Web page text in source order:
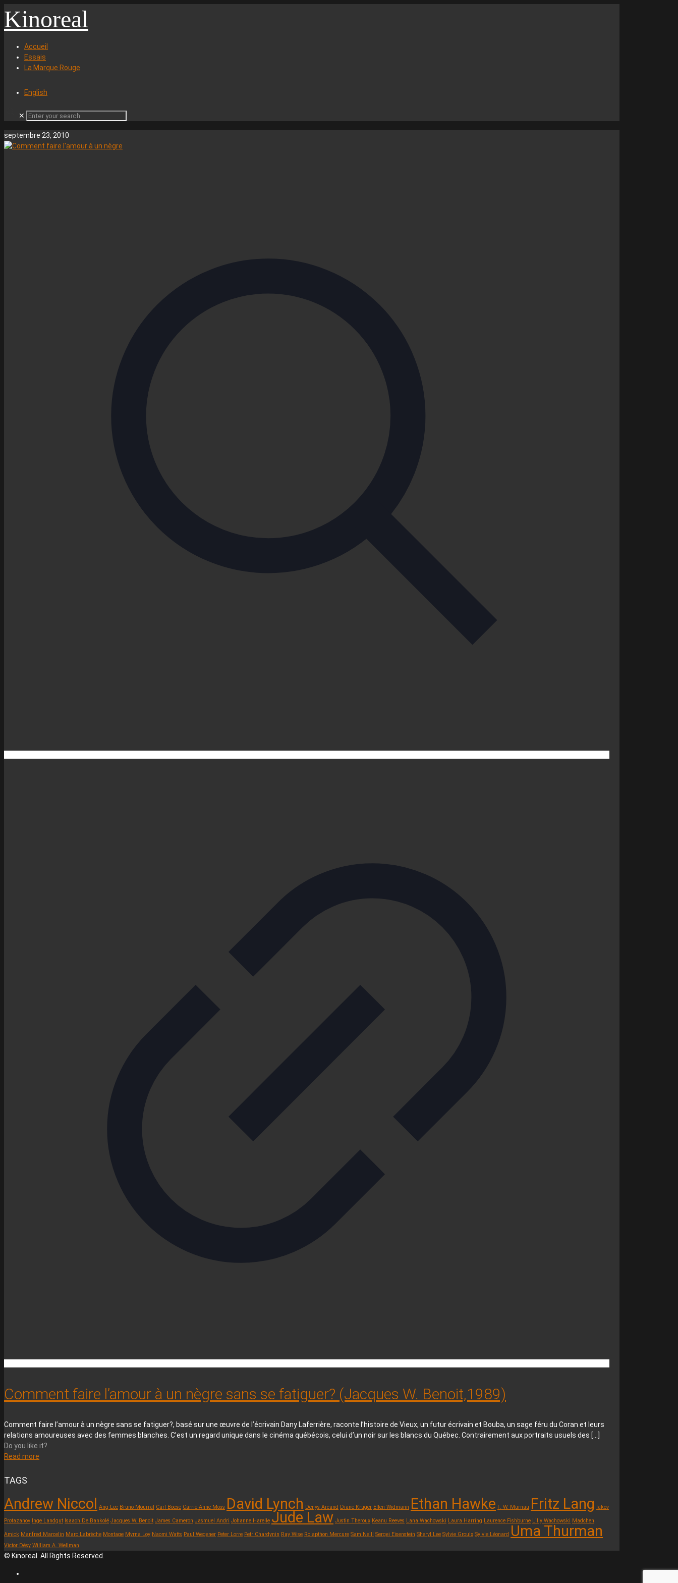
Kinoreal
Accueil
Essais
La Marque Rouge
English
✕
septembre 23, 2010
Comment faire l’amour à un nègre sans se fatiguer? (Jacques W. Benoit,1989)
Comment faire l’amour à un nègre sans se fatiguer?, basé sur une œuvre de l’écrivain Dany Laferrière, raconte l’histoire de Vieux, un futur écrivain et Bouba, un sage féru du Coran et leurs
relations amoureuses avec des femmes blanches. C’est un regard unique dans le cinéma québécois, celui d’un noir sur les blancs du Québec. Contrairement aux portraits usuels des […]
Do you like it?
Read more
TAGS
Andrew Niccol Ang Lee Bruno Mourral Carl Boese Carrie-Anne Moss David Lynch Denys Arcand Diane Kruger Ellen Widmann Ethan Hawke F. W. Murnau Fritz Lang Iakov
Protazanov Inge Landgut Isaach De Bankolé Jacques W. Benoit James Cameron Jasmuel Andri Johanne Harelle Jude Law Justin Theroux Keanu Reeves Lana Wachowski Laura Harring Laurence Fishburne Lilly Wachowski Madchen
Amick Manfred Marcelin Marc Labrèche Montage Myrna Loy Naomi Watts Paul Wegener Peter Lorre Petr Chardynin Ray Wise Rolapthon Mercure Sam Neill Sergei Eisenstein Sheryl Lee Sylvie Groulx Sylvie Léonard Uma Thurman
Victor Désy William A. Wellman
© Kinoreal. All Rights Reserved.